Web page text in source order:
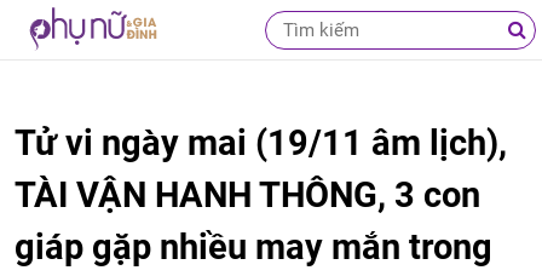
Tử vi ngày mai (19/11 âm lịch),
TÀI VẬN HANH THÔNG, 3 con
giáp gặp nhiều may mắn trong